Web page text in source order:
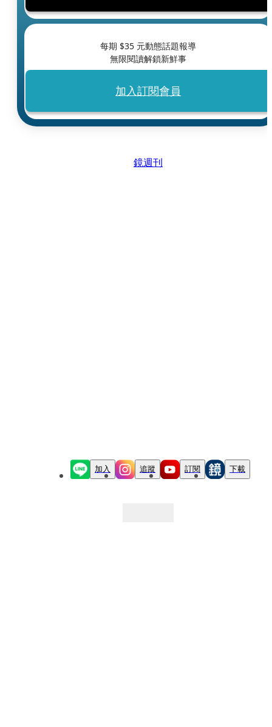
每期 $35 元動態話題報導
無限閱讀解鎖新鮮事
加入訂閱會員
鏡週刊
加入 追蹤 訂閱 下載